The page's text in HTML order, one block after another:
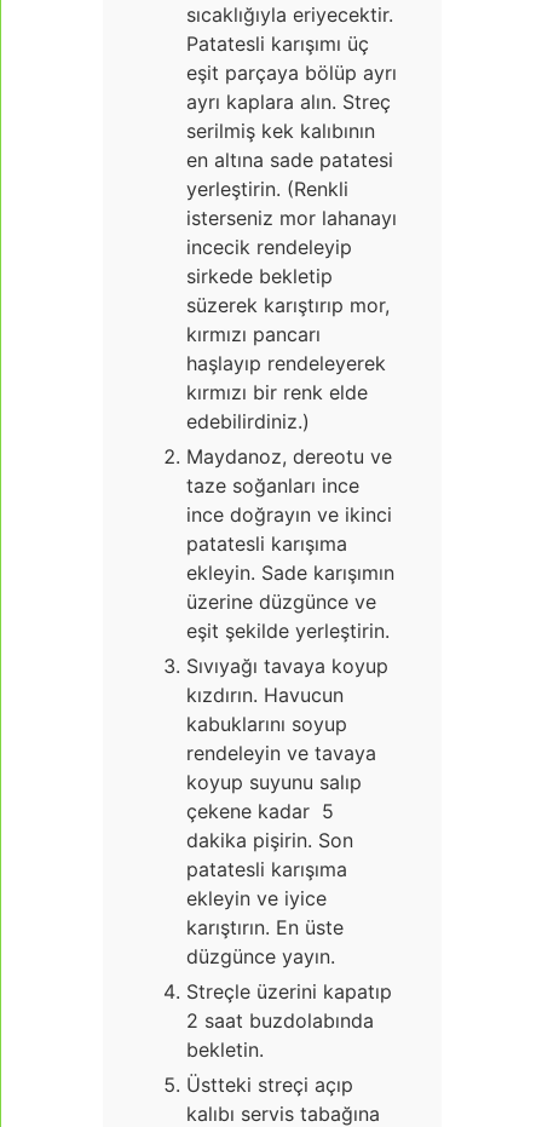
sıcaklığıyla eriyecektir.
Patatesli karışımı üç
eşit parçaya bölüp ayrı
ayrı kaplara alın. Streç
serilmiş kek kalıbının
en altına sade patatesi
yerleştirin. (Renkli
isterseniz mor lahanayı
incecik rendeleyip
sirkede bekletip
süzerek karıştırıp mor,
kırmızı pancarı
haşlayıp rendeleyerek
kırmızı bir renk elde
edebilirdiniz.)
Maydanoz, dereotu ve
taze soğanları ince
ince doğrayın ve ikinci
patatesli karışıma
ekleyin. Sade karışımın
üzerine düzgünce ve
eşit şekilde yerleştirin.
Sıvıyağı tavaya koyup
kızdırın. Havucun
kabuklarını soyup
rendeleyin ve tavaya
koyup suyunu salıp
çekene kadar 5
dakika pişirin. Son
patatesli karışıma
ekleyin ve iyice
karıştırın. En üste
düzgünce yayın.
Streçle üzerini kapatıp
2 saat buzdolabında
bekletin.
Üstteki streçi açıp
kalıbı servis tabağına